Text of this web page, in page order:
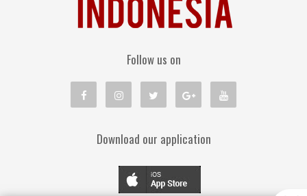
Follow us on
Download our application